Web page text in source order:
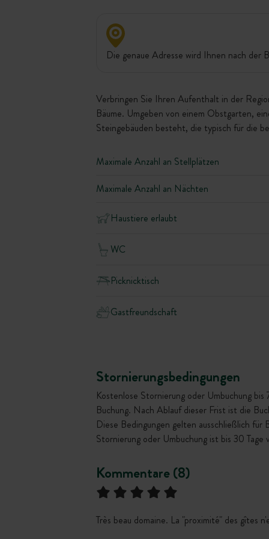
Die genaue Adresse wird Ihnen nach der
Verbringen Sie Ihren Aufenthalt in der
Bäume. Umgeben von einem Obstgarten,
Steingebäuden besteht, die typisch für die
Maximale Anzahl an Stellplätzen
Maximale Anzahl an Nächten
Haustiere erlaubt
WC
Picknicktisch
Gastfreundschaft
Stornierungsbedingungen
Kostenlose Stornierung oder Umbuchung
Buchung. Nach Ablauf dieser Frist ist die
Diese Bedingungen gelten ausschließlich
Stornierung oder Umbuchung ist bis 30
Kommentare (8)
Très beau domaine. La "proximité" des gîtes